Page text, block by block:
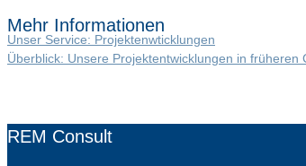
Mehr Informationen
Unser Service: Projektenwticklungen
Überblick: Unsere Projektentwicklungen in früheren
REM Consult